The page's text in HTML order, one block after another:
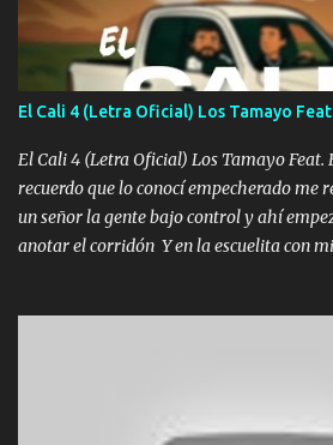
tranquilizando Tomense un buen trago
los versos que voy cantando (Music) A
se atora Pero nunca le aflojamos Ya me
aunque ustedes no sepan Pero la vida es
echarle chingazos Y seguir trabajando
El Cali 4 (Letra Oficial) Los Tamayo
El Cali 4 (Letra Oficial) Los Tamayo Feat.
recuerdo que lo conocí empecherado me
un señor la gente bajo control y ahí
anotar el corridón Y en la escuelita con